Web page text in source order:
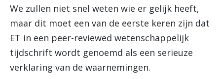
We zullen niet snel weten wie er gelijk heeft,
maar dit moet een van de eerste keren zijn dat
ET in een peer-reviewed wetenschappelijk
tijdschrift wordt genoemd als een serieuze
verklaring van de waarnemingen.